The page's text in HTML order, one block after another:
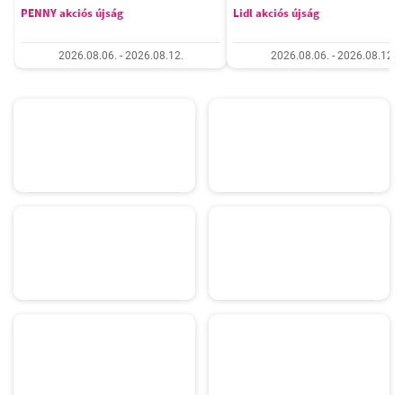
PENNY akciós újság
2026.08.06. - 2026.08.12.
Lidl akciós újság
2026.08.06. - 2026.08.12.